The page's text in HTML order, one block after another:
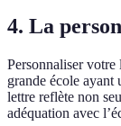
4. La
Personnaliser votre
grande école ayant
lettre reflète non
adéquation avec